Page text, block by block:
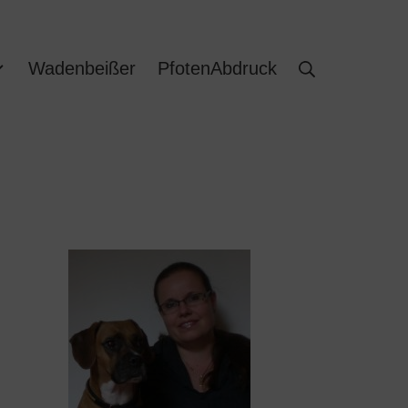
Wadenbeißer PfotenAbdruck